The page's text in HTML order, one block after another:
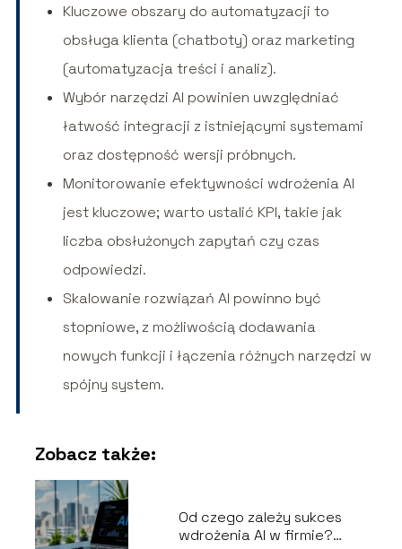
Kluczowe obszary do automatyzacji to
obsługa klienta (chatboty) oraz marketing
(automatyzacja treści i analiz).
Wybór narzędzi AI powinien uwzględniać
łatwość integracji z istniejącymi systemami
oraz dostępność wersji próbnych.
Monitorowanie efektywności wdrożenia AI
jest kluczowe; warto ustalić KPI, takie jak
liczba obsłużonych zapytań czy czas
odpowiedzi.
Skalowanie rozwiązań AI powinno być
stopniowe, z możliwością dodawania
nowych funkcji i łączenia różnych narzędzi w
spójny system.
Zobacz także:
Od czego zależy sukces
wdrożenia AI w firmie?